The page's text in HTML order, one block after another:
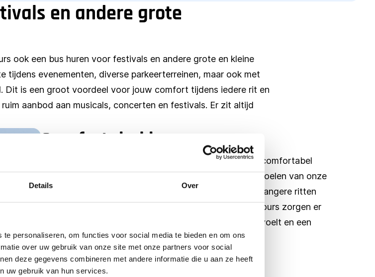
Details Over
personaliseren, om functies voor social media te bieden en om ons
over uw gebruik van onze site met onze partners voor social
deze gegevens combineren met andere informatie die u aan ze heeft
uw gebruik van hun services.
en andere grote
ook een bus huren voor festivals en andere grote en kleine
tijdens evenementen, diverse parkeerterreinen, maar ook met
Dit is een groot voordeel voor jouw comfort tijdens iedere rit en
aanbod aan musicals, concerten en festivals. Er zit altijd
Comfortabel busvervoer
Alle tochten naar musicals en concerten zijn inclusief comfortabel
busvervoer. Ideaal voor een gezellig avondje uit. De stoelen van onze
luxe touringcars zitten erg prettig, waardoor zelfs de langere ritten
zeer goed te doen zijn. De buschauffeurs van Gebo Tours zorgen er
daarnaast altijd voor dat iedereen zich op het gemak voelt en een
fijne tour ervaart.